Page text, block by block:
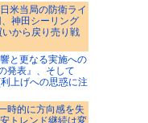
米当局の防衛ライ
神田シーリング
から戻り売り戦
と更なる実施への
発表』、そして
上げへの思惑に注
時的に方向感を失
トレンド継続は変